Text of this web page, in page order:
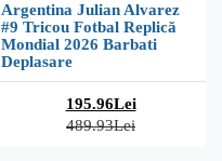
Argentina Julian Alvarez
#9 Tricou Fotbal Replică
Mondial 2026 Barbati
Deplasare
195.96Lei
489.93Lei